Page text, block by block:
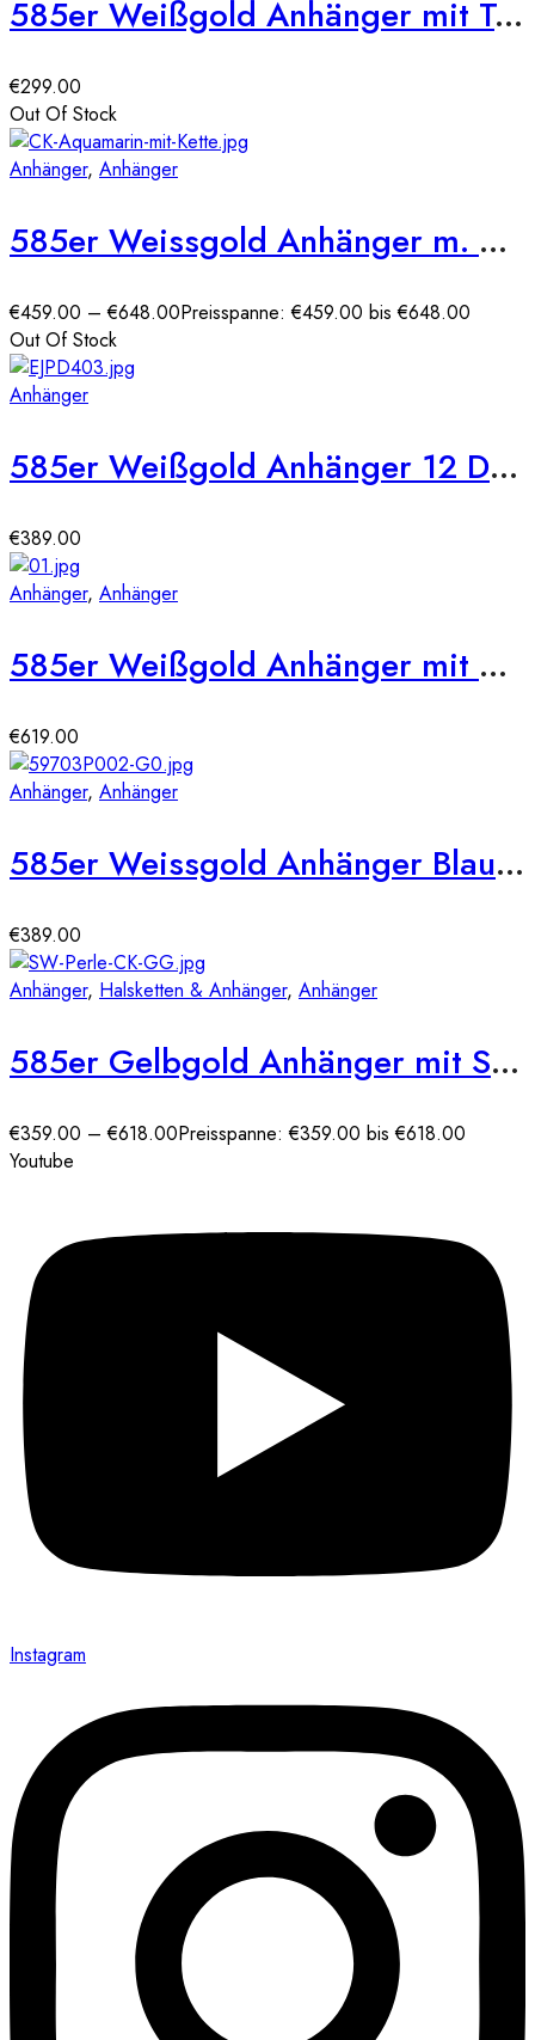
585er Weißgold Anhänger mit Tansanit 0,77ct. und Brill. 0,03ct.
€299.00
Out Of Stock
Anhänger, Anhänger
585er Weissgold Anhänger m. ovalem Aqaumarin ca. 0,75ct. mit Diamanten 0,09ct.
€459.00 –€648.00Preisspanne: €459.00 bis €648.00
Out Of Stock
Anhänger
585er Weißgold Anhänger 12 Diamanten ca. 0,12 ct. Brillanten
€389.00
Anhänger, Anhänger
585er Weißgold Anhänger mit Morganit 1,13ct. und Brill. 0,12ct.
€619.00
Anhänger, Anhänger
585er Weissgold Anhänger Blautopas 2,55ct./5 Diam. 0,04ct.
€389.00
Anhänger, Halsketten & Anhänger, Anhänger
585er Gelbgold Anhänger mit SW-Perle 1,0 ct und Diamanten 0,06ct
€359.00 –€618.00Preisspanne: €359.00 bis €618.00
Youtube
Instagram